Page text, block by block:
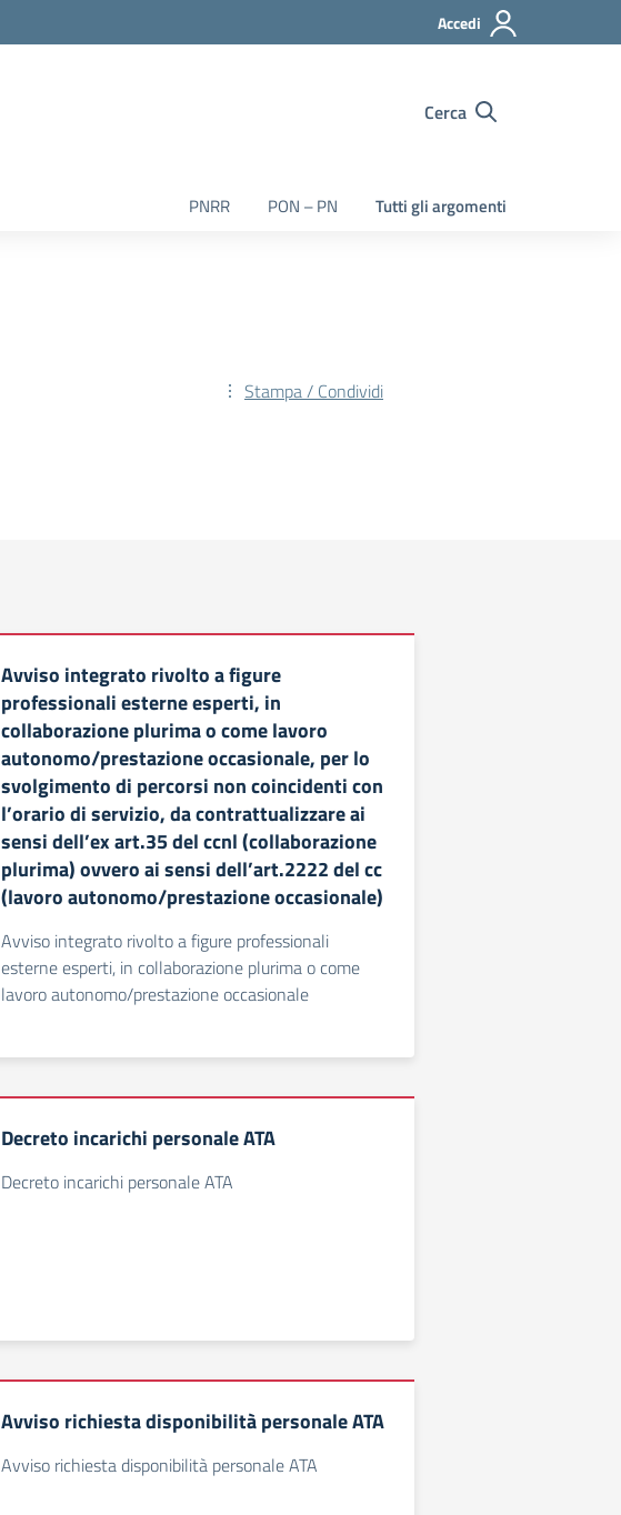
Accedi
Cerca
PNRR PON – PN Tutti gli argomenti
Stampa / Condividi
Avviso integrato rivolto a figure
professionali esterne esperti, in
collaborazione plurima o come lavoro
autonomo/prestazione occasionale, per lo
svolgimento di percorsi non coincidenti con
l’orario di servizio, da contrattualizzare ai
sensi dell’ex art.35 del ccnl (collaborazione
plurima) ovvero ai sensi dell’art.2222 del cc
(lavoro autonomo/prestazione occasionale)
Avviso integrato rivolto a figure professionali
esterne esperti, in collaborazione plurima o come
lavoro autonomo/prestazione occasionale
Decreto incarichi personale ATA
Decreto incarichi personale ATA
Avviso richiesta disponibilità personale ATA
Avviso richiesta disponibilità personale ATA